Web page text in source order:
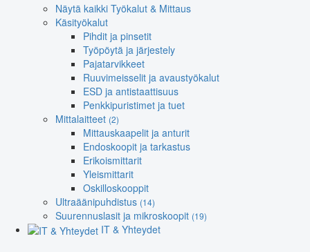
Näytä kaikki Työkalut & Mittaus
Käsityökalut
Pihdit ja pinsetit
Työpöytä ja järjestely
Pajatarvikkeet
Ruuvimeisselit ja avaustyökalut
ESD ja antistaattisuus
Penkkipuristimet ja tuet
Mittalaitteet (2)
Mittauskaapelit ja anturit
Endoskoopit ja tarkastus
Erikoismittarit
Yleismittarit
Oskilloskooppit
Ultraäänipuhdistus (14)
Suurennuslasit ja mikroskoopit (19)
IT & Yhteydet